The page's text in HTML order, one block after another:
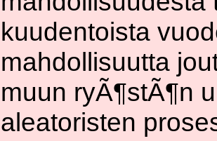
kuudentoista
mahdollisuutta
muun ryÃ¶stÃ¶n
aleatoristen